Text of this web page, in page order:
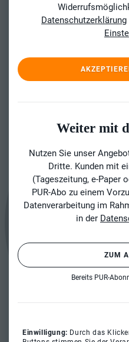
Datenschutzerklärung
Weiter mit
Nutzen Sie unser
Dritte. Kunden mit
(Tageszeitung, e-Paper
PUR-Abo zu einem
Datenverarbeitung im
in der
ZUM
Bereits PUR-
Einwilligung: Durch das